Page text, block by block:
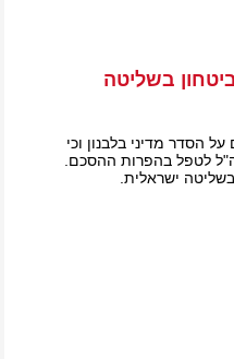
בשליטה
הסדר מדיני בלבנון וכי
לטפל בהפרות ההסכם.
ישראלית.